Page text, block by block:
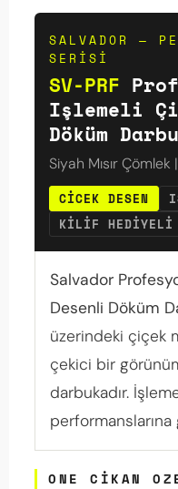
SALVADOR —
SERISI
SV-PRF
Işlemeli
Döküm
Siyah Mısır
CICEK DESEN
KILIF HEDIYELI
Salvador
Desenli Döküm
üzerindeki çiçek
çekici bir
darbukadır.
ONE CIKAN